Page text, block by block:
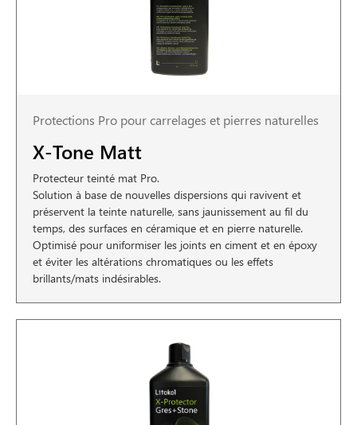
Protections Pro pour carrelages et pierres naturelles
X-Tone Matt
Protecteur teinté mat Pro.
Solution à base de nouvelles dispersions qui ravivent et
préservent la teinte naturelle, sans jaunissement au fil du
temps, des surfaces en céramique et en pierre naturelle.
Optimisé pour uniformiser les joints en ciment et en époxy
et éviter les altérations chromatiques ou les effets
brillants/mats indésirables.